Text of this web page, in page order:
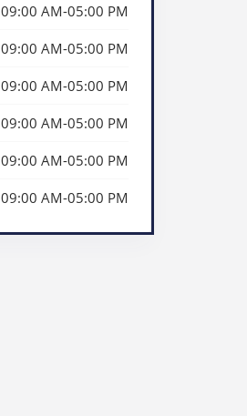
09:00 AM-05:00 PM
09:00 AM-05:00 PM
09:00 AM-05:00 PM
09:00 AM-05:00 PM
09:00 AM-05:00 PM
09:00 AM-05:00 PM